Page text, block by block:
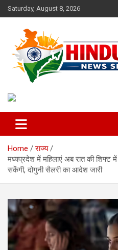
Skip
to
Saturday, August 8, 2026
Hindustan
Home
राज्य
मध्यप्रदेश में महिलाएं अब रात की शिफ्ट
सकेंगी, दोगुनी सैलरी का आदेश जारी